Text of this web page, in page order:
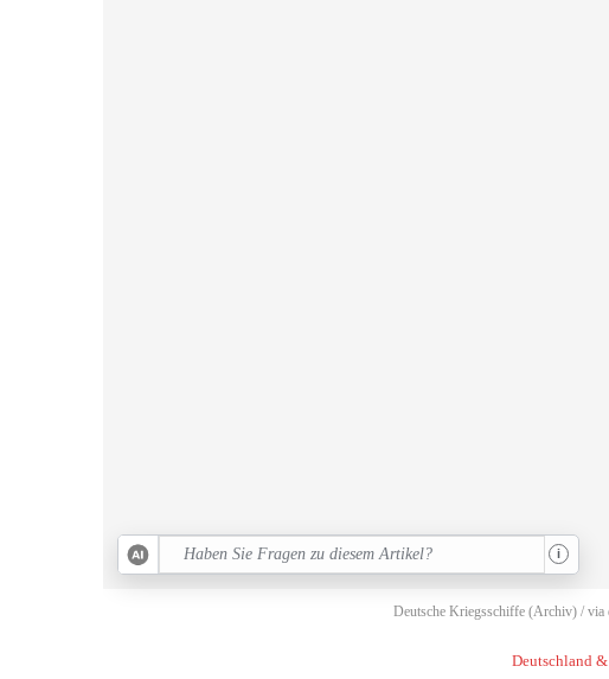
Deutsche Kriegsschiffe (Archiv) / via
i
Deutschland